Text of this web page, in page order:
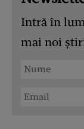
Intră în
mai noi